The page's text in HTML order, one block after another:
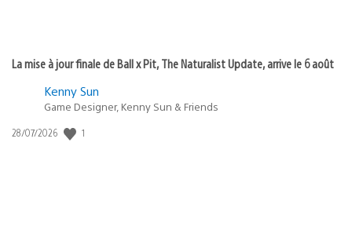
La mise à jour finale de Ball x Pit, The Naturalist Update, arrive le 6 août
Kenny Sun
Game Designer, Kenny Sun & Friends
Date
28/07/2026 1